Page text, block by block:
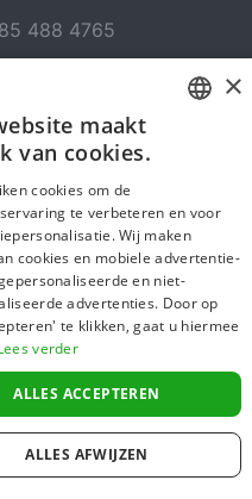
488 4765
payments powered by
ENGLISH
×
maakt
van cookies.
cookies om de
te verbeteren en voor
Wij maken
cookies en mobiele advertentie-
en niet-
advertenties. Door op
te klikken, gaat u hiermee
verder
ALLES ACCEPTEREN
ALLES AFWIJZEN